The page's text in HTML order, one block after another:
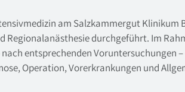
am Salzkammergut Klinikum
Regionalanästhesie durchgeführt. Im
entsprechenden Voruntersuchungen
Operation, Vorerkrankungen und